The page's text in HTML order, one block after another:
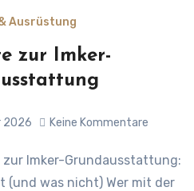
Ausrüstung
zur Imker-
2026 Keine Kommentare
(und was nicht) Wer mit der